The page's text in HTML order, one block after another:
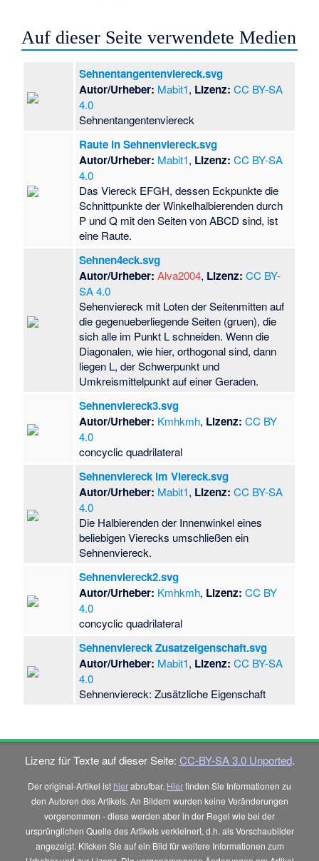
Auf dieser Seite verwendete Medien
Sehnentangentenviereck.svg
Autor/Urheber: Mabit1, Lizenz: CC BY-SA
4.0
Sehnentangentenviereck
Raute in Sehnenviereck.svg
Autor/Urheber: Mabit1, Lizenz: CC BY-SA
4.0
Das Viereck EFGH, dessen Eckpunkte die
Schnittpunkte der Winkelhalbierenden durch
P und Q mit den Seiten von ABCD sind, ist
eine Raute.
Sehnen4eck.svg
Autor/Urheber: Alva2004, Lizenz: CC BY-
SA 4.0
Sehenviereck mit Loten der Seitenmitten auf
die gegenueberliegende Seiten (gruen), die
sich alle im Punkt L schneiden. Wenn die
Diagonalen, wie hier, orthogonal sind, dann
liegen L, der Schwerpunkt und
Umkreismittelpunkt auf einer Geraden.
Sehnenviereck3.svg
Autor/Urheber: Kmhkmh, Lizenz: CC BY
4.0
concyclic quadrilateral
Sehnenviereck im Viereck.svg
Autor/Urheber: Mabit1, Lizenz: CC BY-SA
4.0
Die Halbierenden der Innenwinkel eines
beliebigen Vierecks umschließen ein
Sehnenviereck.
Sehnenviereck2.svg
Autor/Urheber: Kmhkmh, Lizenz: CC BY
4.0
concyclic quadrilateral
Sehnenviereck Zusatzeigenschaft.svg
Autor/Urheber: Mabit1, Lizenz: CC BY-SA
4.0
Sehnenviereck: Zusätzliche Eigenschaft
Lizenz für Texte auf dieser Seite: CC-BY-SA 3.0 Unported.
Der original-Artikel ist hierabrufbar. Hierfinden Sie Informationen zu
den Autoren des Artikels. An Bildern wurden keine Veränderungen
vorgenommen - diese werden aber in der Regel wie bei der
ursprünglichen Quelle des Artikels verkleinert, d.h. als Vorschaubilder
angezeigt. Klicken Sie auf ein Bild für weitere Informationen zum